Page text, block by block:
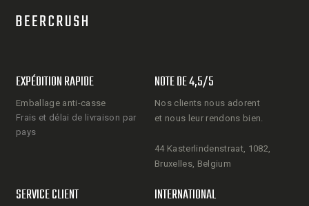
EXPÉDITION RAPIDE
Emballage anti-casse
Frais et délai de livraison par
pays
NOTE DE 4,5/5
Nos clients nous adorent
et nous leur rendons bien.
44 Kasterlindenstraat, 1082,
Bruxelles, Belgium
SERVICE CLIENT INTERNATIONAL